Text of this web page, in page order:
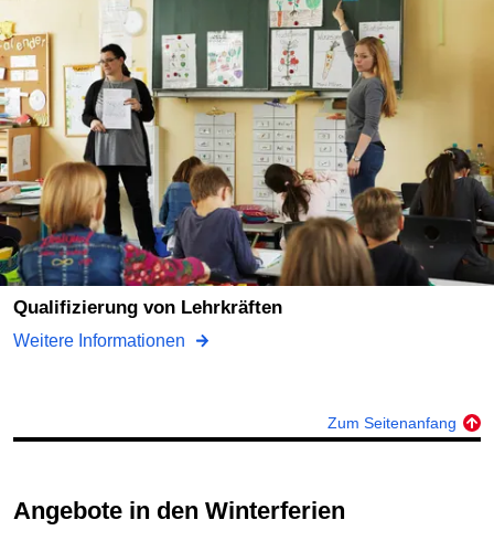
Qualifizierung von Lehrkräften
Weitere Informationen
Zum Seitenanfang
Angebote in den Winterferien